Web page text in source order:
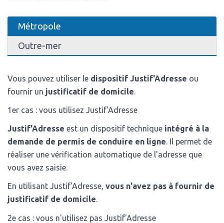
Métropole
Outre-mer
Vous pouvez utiliser le dispositif Justif'Adresse ou
fournir un justificatif de domicile.
1er cas : vous utilisez Justif'Adresse
Justif'Adresse est un dispositif technique intégré à la
demande de permis de conduire en ligne. Il permet de
réaliser une vérification automatique de l'adresse que
vous avez saisie.
En utilisant Justif'Adresse, vous n'avez pas à fournir de
justificatif de domicile.
2e cas : vous n'utilisez pas Justif'Adresse